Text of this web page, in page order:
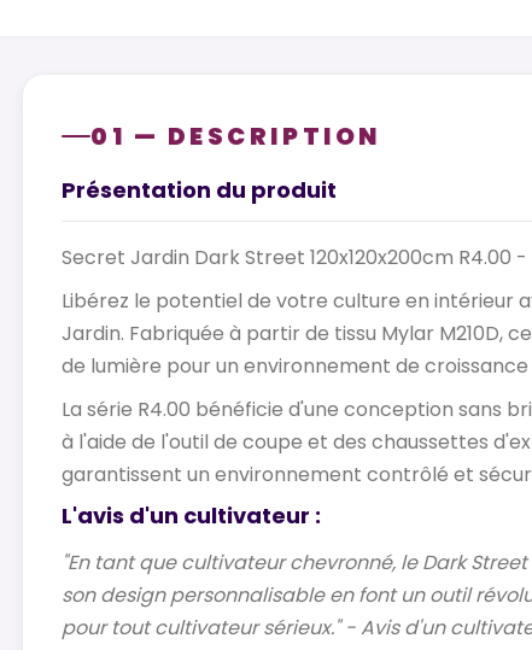
01 — DESCRIPTION
Présentation du produit
Secret Jardin Dark Street 120x120x200cm
Libérez le potentiel de votre culture en intérieur
Jardin. Fabriquée à partir de tissu Mylar M210D,
de lumière pour un environnement de
La série R4.00 bénéficie d'une conception sans
à l'aide de l'outil de coupe et des chaussettes
garantissent un environnement contrôlé et
L'avis d'un cultivateur :
"En tant que cultivateur chevronné, le Dark
son design personnalisable en font un outil
pour tout cultivateur sérieux."- Avis d'un